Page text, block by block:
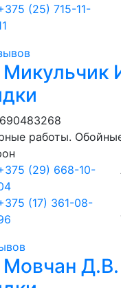
(25) 715-11-
работы.
(29) 668-10-
(17) 361-08-
Д.В.